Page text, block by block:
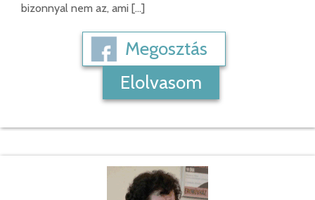
bizonnyal nem az, ami […]
Megosztás
Elolvasom